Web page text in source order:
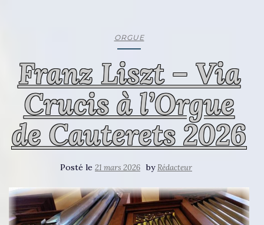
ORGUE
Franz Liszt – Via
Crucis à l’Orgue
de Cauterets 2026
Posté le 21 mars 2026 byRédacteur